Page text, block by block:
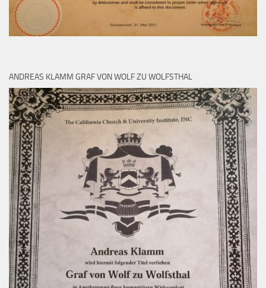
ANDREAS KLAMM GRAF VON WOLF ZU WOLFSTHAL